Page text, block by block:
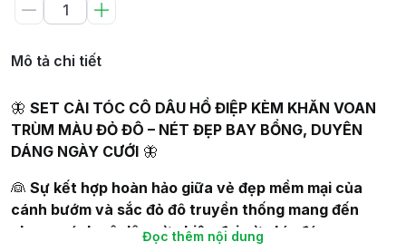
Mô tả chi tiết
🦋 SET CÀI TÓC CÔ DÂU HỒ ĐIỆP KÈM KHĂN VOAN
TRÙM MÀU ĐỎ ĐÔ – NÉT ĐẸP BAY BỔNG, DUYÊN
DÁNG NGÀY CƯỚI 🦋
👰 Sự kết hợp hoàn hảo giữa vẻ đẹp mềm mại của
cánh bướm và sắc đỏ đô truyền thống mang đến
phong cách cô dâu vừa hiện đại vừa kín đáo.
Đọc thêm nội dung